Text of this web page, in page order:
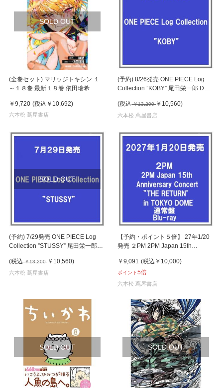
SOLD OUT
(全巻セット) マリッジトキシン １
～１８巻 最新１８巻 依田瑞希
￥9,720 (税込 ￥10,692)
六本松 蔦屋書店
(予約) 8/26発売 ONE PIECE Log
Collection ”KOBY” 尾田栄一郎 DVD
(税込￥13,200￥10,560)
六本松 蔦屋書店
SOLD OUT
(予約) 7/29発売 ONE PIECE Log
Collection ”STUSSY” 尾田栄一郎
(税込￥13,200￥10,560)
六本松 蔦屋書店
【予約・ポイント５倍】 27年1/20
発売 ２PM 2PM Japan 15th
RETURN”in TOKYO DOME 通常盤
Blu-ray 店舗購入特典あり
￥9,091 (税込 ￥10,000)
ポイント5倍
六本松 蔦屋書店
SOLD OUT SOLD OUT